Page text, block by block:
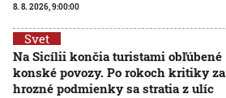
8. 8. 2026, 9:00:00
Svet
Na Sicílii končia turistami obľúbené
konské povozy. Po rokoch kritiky za
hrozné podmienky sa stratia z ulíc